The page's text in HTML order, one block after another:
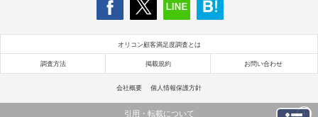
オリコン顧客満足度調査とは
調査方法 掲載規約 お問い合わせ
会社概要 個人情報保護方針
引用・転載について